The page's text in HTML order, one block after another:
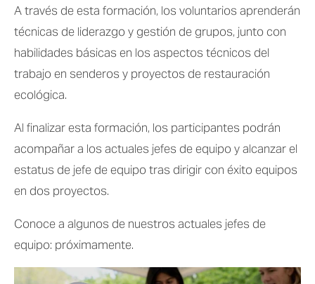
A través de esta formación, los voluntarios aprenderán
técnicas de liderazgo y gestión de grupos, junto con
habilidades básicas en los aspectos técnicos del
trabajo en senderos y proyectos de restauración
ecológica.
Al finalizar esta formación, los participantes podrán
acompañar a los actuales jefes de equipo y alcanzar el
estatus de jefe de equipo tras dirigir con éxito equipos
en dos proyectos.
Conoce a algunos de nuestros actuales jefes de
equipo: próximamente.